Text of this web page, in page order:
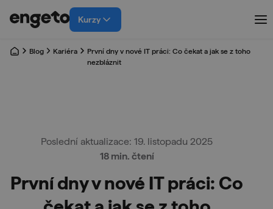
Kurzy
Blog Kariéra
První dny v nové IT práci: Co čekat a jak se z toho
nezbláznit
Poslední aktualizace: 19. listopadu 2025
18 min. čtení
První dny v nové IT práci: Co